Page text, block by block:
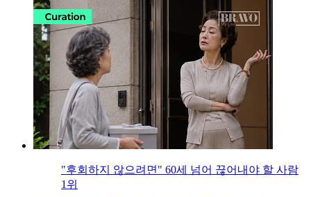
"후회하지 않으려면" 60세 넘어 끊어내야 할 사람
1위